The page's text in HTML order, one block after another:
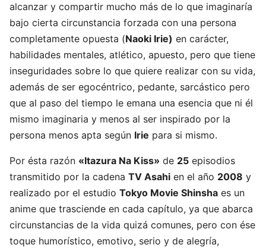
alcanzar y compartir mucho más de lo que imaginaría
bajo cierta circunstancia forzada con una persona
completamente opuesta (Naoki Irie) en carácter,
habilidades mentales, atlético, apuesto, pero que tiene
inseguridades sobre lo que quiere realizar con su vida,
además de ser egocéntrico, pedante, sarcástico pero
que al paso del tiempo le emana una esencia que ni él
mismo imaginaria y menos al ser inspirado por la
persona menos apta según Irie para si mismo.
Por ésta razón «Itazura Na Kiss» de 25 episodios
transmitido por la cadena TV Asahi en el año 2008 y
realizado por el estudio Tokyo Movie Shinsha es un
anime que trasciende en cada capítulo, ya que abarca
circunstancias de la vida quizá comunes, pero con ése
toque humorístico, emotivo, serio y de alegría,